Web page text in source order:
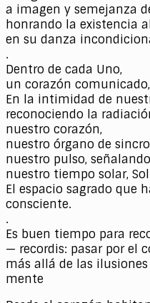
a imagen y semejanza
honrando la existencia
en su danza
.
Dentro de cada Uno,
un corazón
En la intimidad de
reconociendo la
nuestro corazón,
nuestro órgano de
nuestro pulso,
nuestro tiempo solar,
El espacio sagrado que
consciente.
.
Es buen tiempo para
— recordis: pasar por el
más allá de las
mente